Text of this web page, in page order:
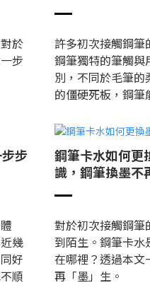
於
步
許多初次接觸鋼筆
鋼筆獨特的筆觸與
別，不同於毛筆
的僵硬死板，鋼筆
步
幾
好
順
鋼筆卡水如何更
識，鋼筆換墨不
對於初次接觸鋼筆
到陌生。鋼筆卡
在哪裡？透過本文
再「墨」生。